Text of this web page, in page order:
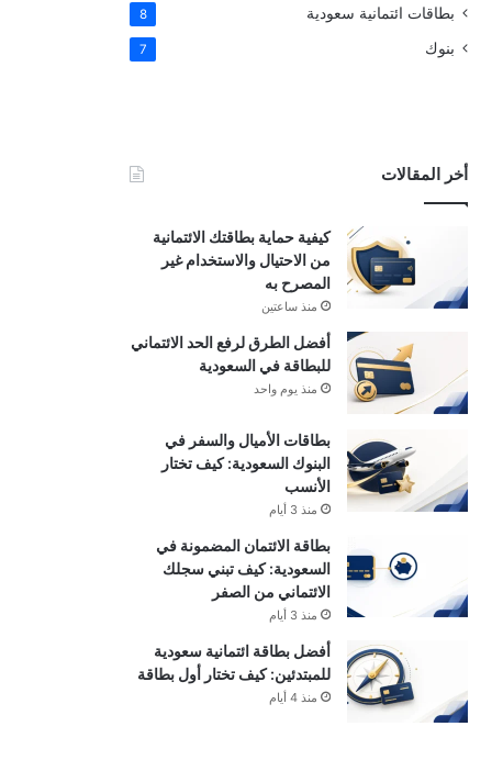
بطاقات ائتمانية سعودية 8
بنوك 7
أخر المقالات
كيفية حماية بطاقتك الائتمانية
من الاحتيال والاستخدام غير
المصرح به
منذ ساعتين
أفضل الطرق لرفع الحد الائتماني
للبطاقة في السعودية
منذ يوم واحد
بطاقات الأميال والسفر في
البنوك السعودية: كيف تختار
الأنسب
منذ 3 أيام
بطاقة الائتمان المضمونة في
السعودية: كيف تبني سجلك
الائتماني من الصفر
منذ 3 أيام
أفضل بطاقة ائتمانية سعودية
للمبتدئين: كيف تختار أول بطاقة
منذ 4 أيام